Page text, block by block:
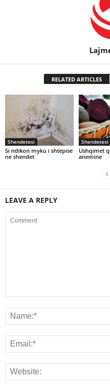
RELATED ARTICLES
Shendetesi
Si ndikon myku i shtepise
ne shendet
Shendetesi
Ushqimet
anemine
LEAVE A REPLY